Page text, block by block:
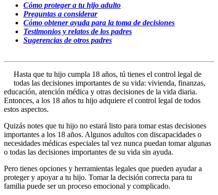
Cómo proteger a tu hijo adulto
Preguntas a considerar
Cómo obtener ayuda para la toma de decisiones
Testimonios y relatos de los padres
Sugerencias de otros padres
Hasta que tu hijo cumpla 18 años, tú tienes el control legal de
todas las decisiones importantes de su vida: vivienda, finanzas,
educación, atención médica y otras decisiones de la vida diaria.
Entonces, a los 18 años tu hijo adquiere el control legal de todos
estos aspectos.
Quizás notes que tu hijo no estará listo para tomar estas decisiones
importantes a los 18 años. Algunos adultos con discapacidades o
necesidades médicas especiales tal vez nunca puedan tomar algunas
o todas las decisiones importantes de su vida sin ayuda.
Pero tienes opciones y herramientas legales que pueden ayudar a
proteger y apoyar a tu hijo. Tomar la decisión correcta para tu
familia puede ser un proceso emocional y complicado.